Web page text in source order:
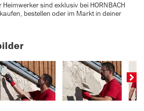
sind exklusiv bei HORNBACH
bestellen oder im Markt in deiner